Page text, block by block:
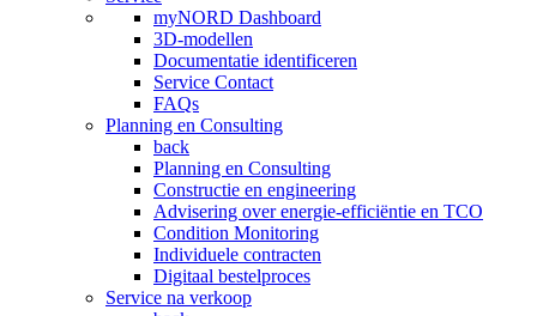
myNORD Dashboard
3D-modellen
Documentatie identificeren
Service Contact
FAQs
Planning en Consulting
back
Planning en Consulting
Constructie en engineering
Advisering over energie-efficiëntie en TCO
Condition Monitoring
Individuele contracten
Digitaal bestelproces
Service na verkoop